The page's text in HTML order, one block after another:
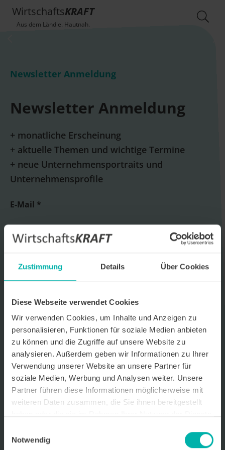
Zustimmung Details Über Cookies
Diese Webseite verwendet Cookies
Wir verwenden Cookies, um Inhalte und Anzeigen zu
personalisieren, Funktionen für soziale Medien anbieten
zu können und die Zugriffe auf unsere Website zu
analysieren. Außerdem geben wir Informationen zu Ihrer
Verwendung unserer Website an unsere Partner für
soziale Medien, Werbung und Analysen weiter. Unsere
Partner führen diese Informationen möglicherweise mit
weiteren Daten zusammen, die Sie ihnen bereitgestellt
Notwendig
WirtschaftsKRAFT
Aus dem Ländle. Hautnah.
Newsletter Anmeldung
Newsletter Anmeldung
+ monatliche Erscheinung
+ aktuelle Themen und wichtige Termine
+ neue Unternehmensportraits und
Unternehmensprofile
E-Mail *
Datenverarbeitungshinweis*
Ich stimme zu, dass ich monatlich den kostenlosen Newsletter
WirtschaftsKRAFT der INFO - Das Magazin Pforzheim GmbH
erhalte. Um die Inhalte des Newsletters besser auf meine
persönlichen Interessen auszurichten, stimme ich außerdem zu,
Newsletters zu erfassen und auszuwerten. Der Newsletter enthält
Dienstleistungen lokal ansässiger Werbekunden. Ich kann meine
Einwilligung jederzeit kostenfrei für die Zukunft durch den in jedem
pforzheim.de widerrufen. Meine E-Mail-Adresse wird ausschließlich
zur Zustellung des Newsletters genutzt. Detaillierte Informationen
zum Umgang mit Ihren Daten und der von uns eingesetzten
Newsletter-Software Cleverreach finden Sie in unserer
Datenschutzerklärung.